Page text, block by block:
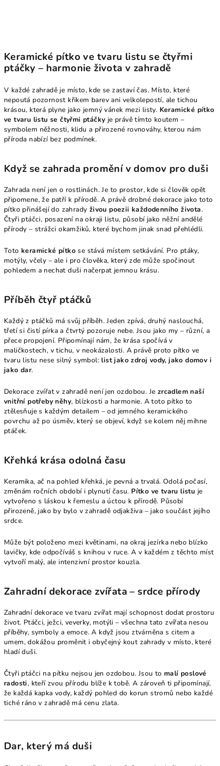
Keramické pítko ve tvaru listu se čtyřmi
ptáčky – harmonie života v zahradě
V každé zahradě je místo, kde se zastaví čas. Místo, které
nepoutá pozornost křikem barev ani velkolepostí, ale tichou
krásou, která plyne jako jemný vánek mezi listy. Keramické pítko
ve tvaru listu se čtyřmi ptáčky je právě tímto koutem –
symbolem něžnosti, klidu a přirozené rovnováhy, kterou nám
příroda nabízí bez podmínek.
Když se zahrada promění v domov pro duši
Zahrada není jen o rostlinách. Je to prostor, kde si člověk opět
připomene, že patří k přírodě. A právě drobné dekorace jako toto
pítko přinášejí do zahrady živou poezii každodenního života.
Čtyři ptáčci, posazení na okraji listu, působí jako něžní andělé
přírody – strážci okamžiků, které bychom jinak snad přehlédli.
Toto keramické pítko se stává místem setkávání. Pro ptáky,
motýly, včely – ale i pro člověka, který zde může spočinout
pohledem a nechat duši načerpat jemnou krásu.
Příběh čtyř ptáčků
Každý z ptáčků má svůj příběh. Jeden zpívá, druhý naslouchá,
třetí si čistí pírka a čtvrtý pozoruje nebe. Jsou jako my – různí, a
přece propojení. Připomínají nám, že krása spočívá v
maličkostech, v tichu, v neokázalosti. A právě proto pítko ve
tvaru listu nese silný symbol: list jako zdroj vody, jako domov i
jako dar.
Dekorace zvířat v zahradě není jen ozdobou. Je zrcadlem naší
vnitřní potřeby něhy, blízkosti a harmonie. A toto pítko to
ztělesňuje s každým detailem – od jemného keramického
povrchu až po úsměv, který se objeví, když se kolem něj mihne
ptáček.
Křehká krása odolná času
Keramika, ač na pohled křehká, je pevná a trvalá. Odolá počasí,
změnám ročních období i plynutí času. Pítko ve tvaru listu je
vytvořeno s láskou k řemeslu a úctou k přírodě. Působí
přirozeně, jako by bylo v zahradě odjakživa – jako součást jejího
srdce.
Může být položeno mezi květinami, na okraj jezírka nebo blízko
lavičky, kde odpočíváš s knihou v ruce. A v každém z těchto míst
vytvoří malý, ale intenzivní prostor kouzla.
Zahradní dekorace zvířata – srdce přírody
Zahradní dekorace ve tvaru zvířat mají schopnost dodat prostoru
život. Ptáčci, ježci, veverky, motýli – všechna tato zvířata nesou
příběhy, symboly a emoce. A když jsou ztvárněna s citem a
umem, dokážou proměnit i obyčejný kout zahrady v místo, které
hladí duši.
Čtyři ptáčci na pítku nejsou jen ozdobou. Jsou to malí poslové
radosti, kteří zvou přírodu blíže k tobě. A zároveň ti připomínají,
že každá kapka vody, každý pohled do korun stromů nebo každé
tiché ráno v zahradě má cenu zlata.
Dar, který má duši